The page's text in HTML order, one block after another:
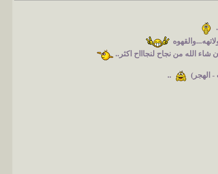
الله من نجاح لنجاااح اكثر..
الهجر) ..